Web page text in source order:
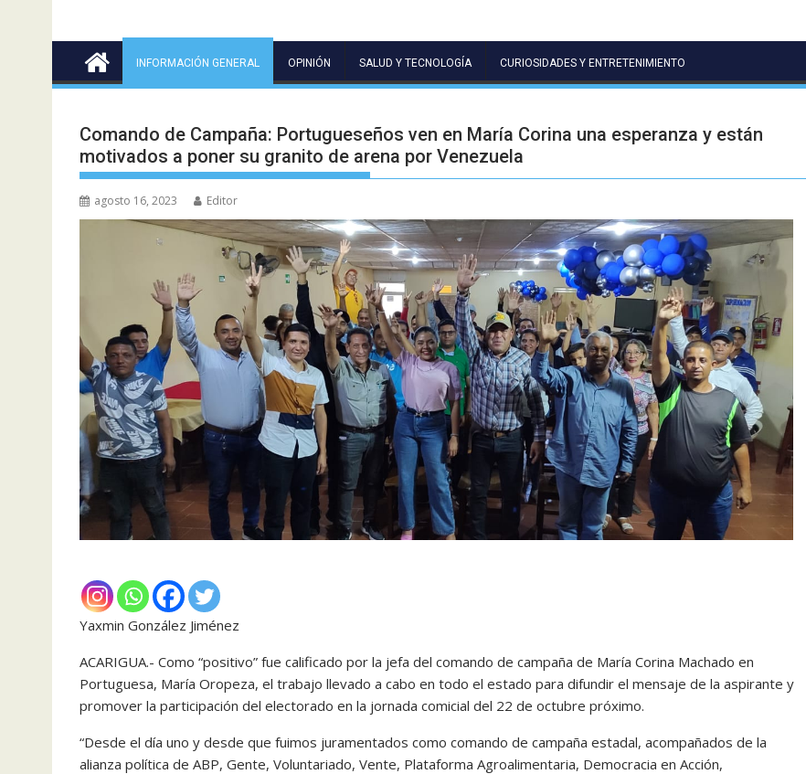
INFORMACIÓN GENERAL OPINIÓN SALUD Y TECNOLOGÍA CURIOSIDADES Y ENTRETENIMIENTO
Comando de Campaña: Portugueseños ven en María Corina una esperanza y están
motivados a poner su granito de arena por Venezuela
agosto 16, 2023 Editor
Yaxmin González Jiménez
ACARIGUA.- Como “positivo” fue calificado por la jefa del comando de campaña de María Corina Machado en
Portuguesa, María Oropeza, el trabajo llevado a cabo en todo el estado para difundir el mensaje de la aspirante y
promover la participación del electorado en la jornada comicial del 22 de octubre próximo.
“Desde el día uno y desde que fuimos juramentados como comando de campaña estadal, acompañados de la
alianza política de ABP, Gente, Voluntariado, Vente, Plataforma Agroalimentaria, Democracia en Acción,